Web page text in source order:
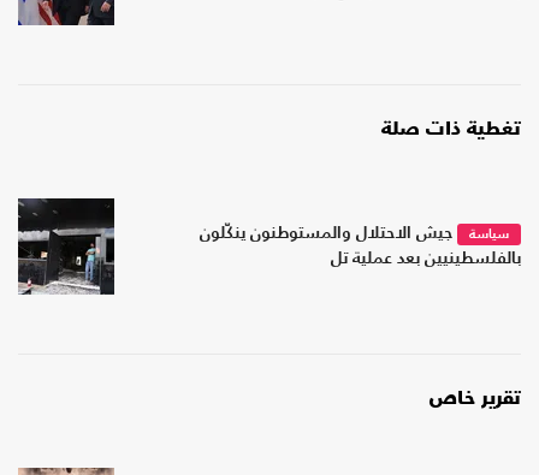
تغطية ذات صلة
سياسة
جيش الاحتلال والمستوطنون ينكّلون
بالفلسطينيين بعد عملية تل
تقرير خاص